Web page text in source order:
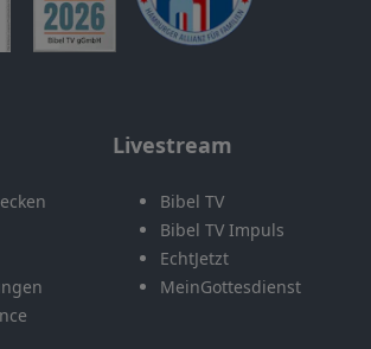
Livestream
Bibel TV
Bibel TV Impuls
EchtJetzt
MeinGottesdienst